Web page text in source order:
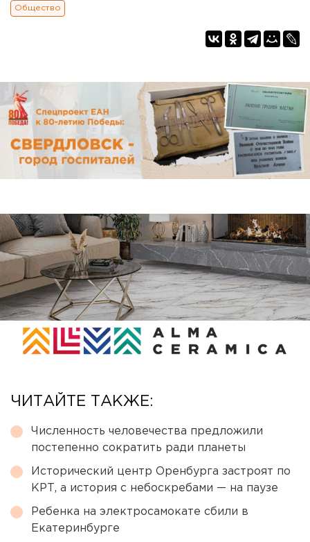
Общество
ЧИТАЙТЕ ТАКЖЕ:
Численность человечества предложили
постепенно сократить ради планеты
Исторический центр Оренбурга застроят по
КРТ, а история с небоскребами — на паузе
Ребенка на электросамокате сбили в
Екатеринбурге